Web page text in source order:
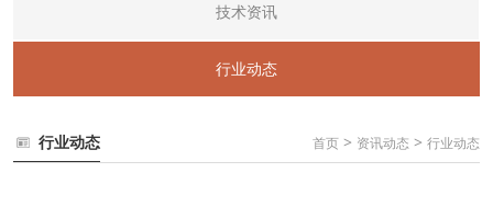
技术资讯
行业动态
行业动态 首页 > 资讯动态 > 行业动态